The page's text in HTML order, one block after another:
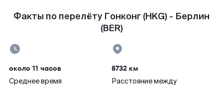
Факты по перелёту Гонконг (HKG) - Берлин
(BER)
около 11 часов
Среднее время
8732 км
Расстояние между